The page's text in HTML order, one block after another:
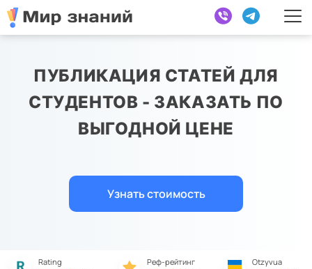
ПУБЛИКАЦИЯ СТАТЕЙ ДЛЯ
СТУДЕНТОВ - ЗАКАЗАТЬ ПО
ВЫГОДНОЙ ЦЕНЕ
Узнать стоимость
Rating Реф-рейтинг Otzyvua